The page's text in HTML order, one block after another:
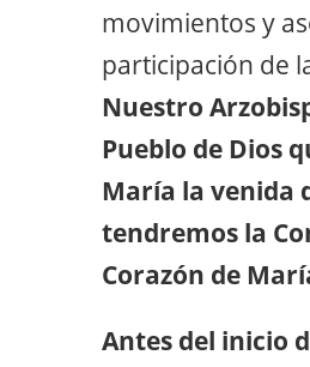
movimientos y
participación de
Nuestro
Pueblo de Dios
María la venida
tendremos la
Corazón de
Antes del inicio